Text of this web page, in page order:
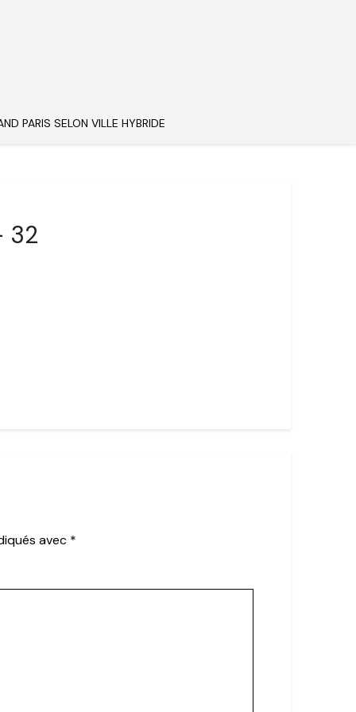
PARIS SELON VILLE HYBRIDE
32
avec *